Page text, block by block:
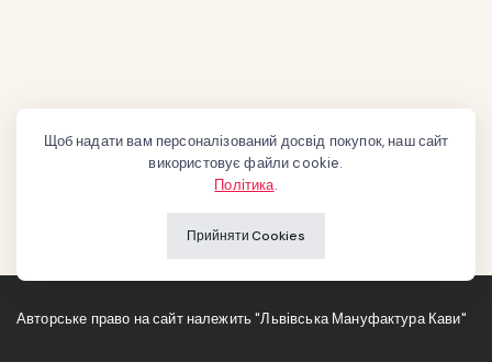
Авторське право на сайт належить "Львівська Мануфактура Кави"
Щоб надати вам персоналізований досвід покупок, наш сайт
використовує файли cookie.
Політика.
Прийняти Cookies